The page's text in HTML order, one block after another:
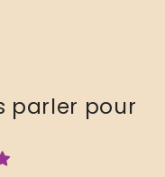
parler pour